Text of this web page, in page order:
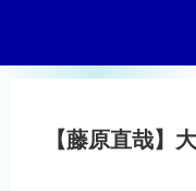
【藤原直哉】